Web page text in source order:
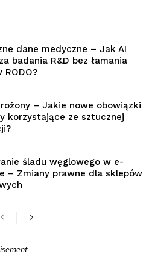
dane medyczne – Jak AI
badania R&D bez łamania
RODO?
– Jakie nowe obowiązki
korzystające ze sztucznej
śladu węglowego w e-
– Zmiany prawne dla sklepów
-